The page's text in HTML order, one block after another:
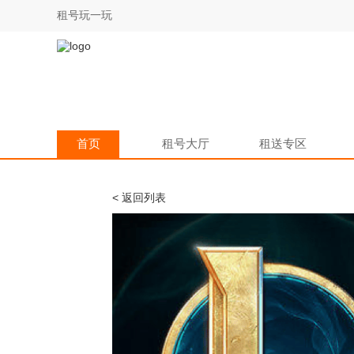
租号玩一玩
首页 租号大厅 租送专区
< 返回列表